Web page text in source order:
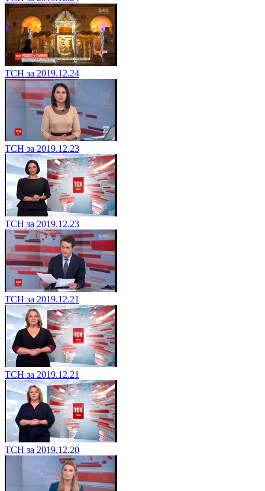
ТСН за 2019.12.24
ТСН за 2019.12.23
ТСН за 2019.12.23
ТСН за 2019.12.21
ТСН за 2019.12.21
ТСН за 2019.12.20